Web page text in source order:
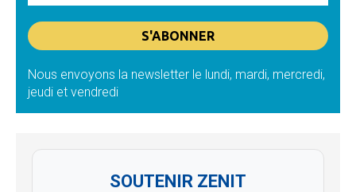
Nous envoyons la newsletter le lundi, mardi, mercredi,
jeudi et vendredi
SOUTENIR ZENIT